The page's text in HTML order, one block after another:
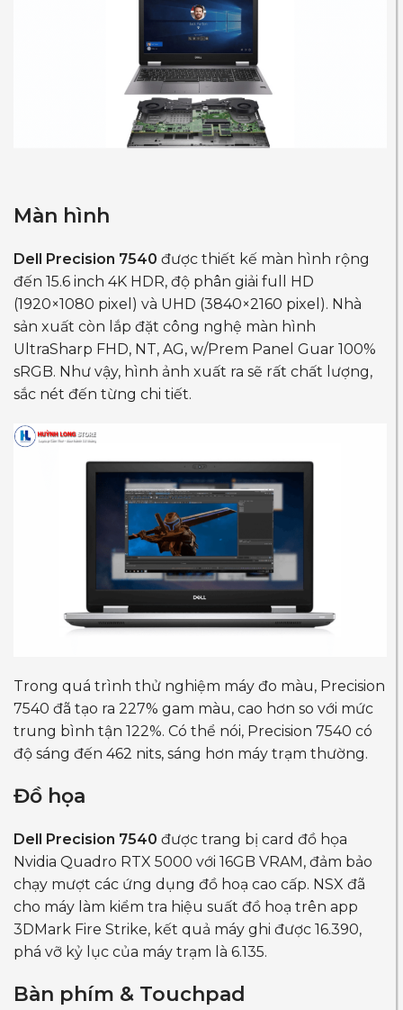
Màn hình
Dell Precision 7540 được thiết kế màn hình rộng
đến 15.6 inch 4K HDR, độ phân giải full HD
(1920×1080 pixel) và UHD (3840×2160 pixel). Nhà
sản xuất còn lắp đặt công nghệ màn hình
UltraSharp FHD, NT, AG, w/Prem Panel Guar 100%
sRGB. Như vậy, hình ảnh xuất ra sẽ rất chất lượng,
sắc nét đến từng chi tiết.
Trong quá trình thử nghiệm máy đo màu, Precision
7540 đã tạo ra 227% gam màu, cao hơn so với mức
trung bình tận 122%. Có thể nói, Precision 7540 có
độ sáng đến 462 nits, sáng hơn máy trạm thường.
Đồ họa
Dell Precision 7540 được trang bị card đồ họa
Nvidia Quadro RTX 5000 với 16GB VRAM, đảm bảo
chạy mượt các ứng dụng đồ hoạ cao cấp. NSX đã
cho máy làm kiểm tra hiệu suất đồ hoạ trên app
3DMark Fire Strike, kết quả máy ghi được 16.390,
phá vỡ kỷ lục của máy trạm là 6.135.
Bàn phím & Touchpad